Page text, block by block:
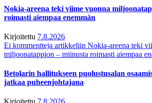
Nokia-areena teki viime vuonna
roimasti aiempaa enemmän
Kirjoitettu 7.8.2026
Ei kommentteja artikkeliin Nokia-areena teki
miljoonatappion – miinusta roimasti aiempaa
Betolarin hallitukseen puolustusalan
jatkaa puheenjohtajana